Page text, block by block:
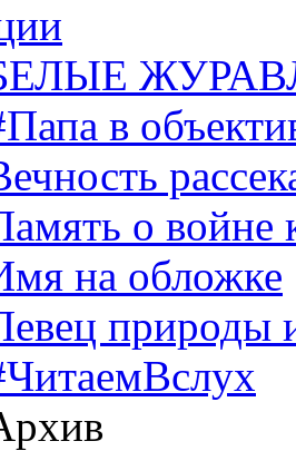
в
о войне
на обложке
природы